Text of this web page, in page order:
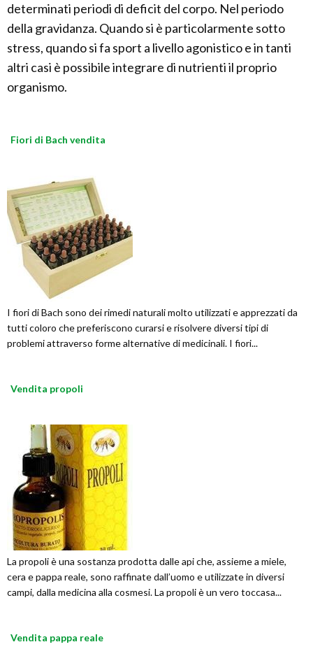
determinati periodi di deficit del corpo. Nel periodo
della gravidanza. Quando si è particolarmente sotto
stress, quando si fa sport a livello agonistico e in tanti
altri casi è possibile integrare di nutrienti il proprio
organismo.
Fiori di Bach vendita
I fiori di Bach sono dei rimedi naturali molto utilizzati e apprezzati da
tutti coloro che preferiscono curarsi e risolvere diversi tipi di
problemi attraverso forme alternative di medicinali. I fiori...
Vendita propoli
La propoli è una sostanza prodotta dalle api che, assieme a miele,
cera e pappa reale, sono raffinate dall’uomo e utilizzate in diversi
campi, dalla medicina alla cosmesi. La propoli è un vero toccasa...
Vendita pappa reale